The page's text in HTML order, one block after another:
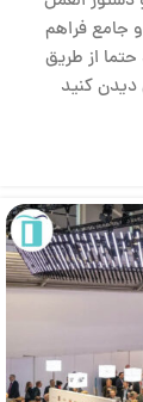
جامع فراهم
از طریق
دیدن کنید